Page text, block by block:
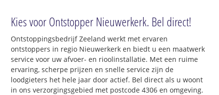
Kies voor Ontstopper Nieuwerkerk. Bel direct!
Ontstoppingsbedrijf Zeeland werkt met ervaren
ontstoppers in regio Nieuwerkerk en biedt u een maatwerk
service voor uw afvoer- en rioolinstallatie. Met een ruime
ervaring, scherpe prijzen en snelle service zijn de
loodgieters het hele jaar door actief. Bel direct als u woont
in ons verzorgingsgebied met postcode 4306 en omgeving.